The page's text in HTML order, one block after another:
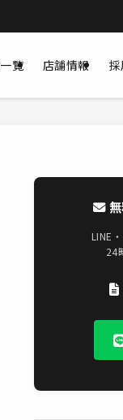
覧 店舗情報
無
LINE
24